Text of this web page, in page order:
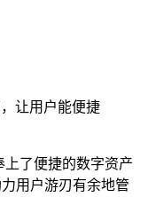
让用户能便捷
了便捷的数字资产
用户游刃有余地管